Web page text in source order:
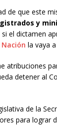
de que este
y
el dictamen
la vaya
atribuciones
detener al
de la
para lograr